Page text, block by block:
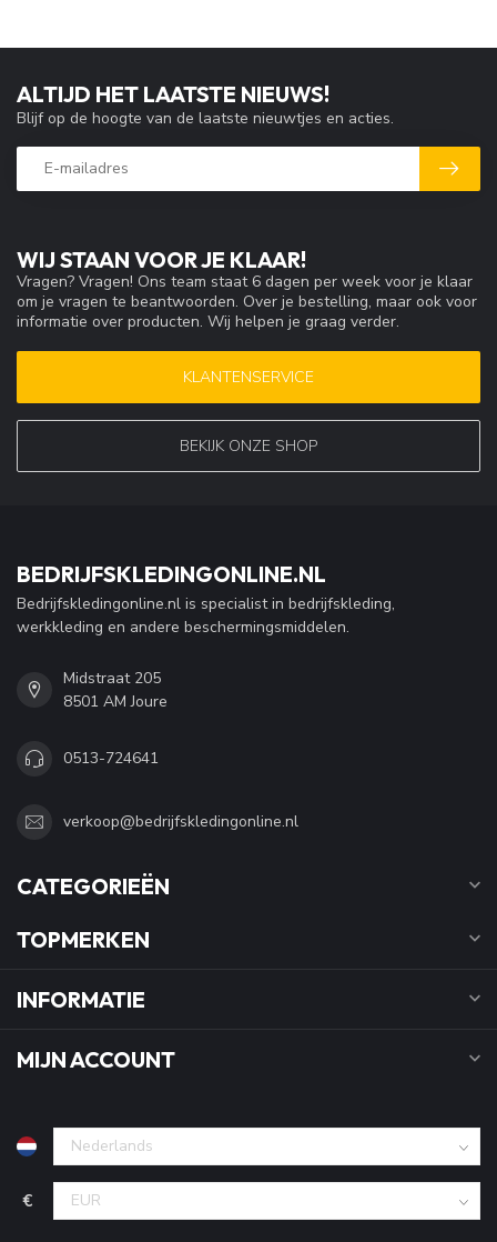
WIJ STAAN VOOR JE KLAAR!
Vragen? Vragen! Ons team staat 6 dagen per week voor je klaar
om je vragen te beantwoorden. Over je bestelling, maar ook voor
informatie over producten. Wij helpen je graag verder.
KLANTENSERVICE
BEKIJK ONZE SHOP
ALTIJD HET LAATSTE NIEUWS!
Blijf op de hoogte van de laatste nieuwtjes en acties.
BEDRIJFSKLEDINGONLINE.NL
Bedrijfskledingonline.nl is specialist in bedrijfskleding,
werkkleding en andere beschermingsmiddelen.
Midstraat 205
8501 AM Joure
0513-724641
verkoop@bedrijfskledingonline.nl
CATEGORIEËN
TOPMERKEN
INFORMATIE
MIJN ACCOUNT
€